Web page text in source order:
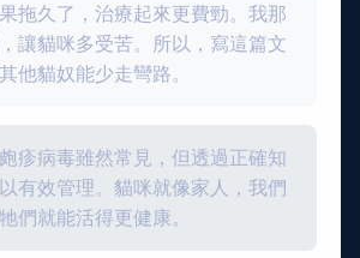
拖久了，治療起來更費勁。我那
讓貓咪多受苦。所以，寫這篇文
他貓奴能少走彎路。
疹病毒雖然常見，但透過正確知
有效管理。貓咪就像家人，我們
們就能活得更健康。